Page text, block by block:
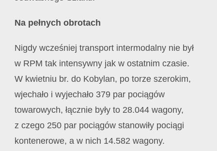
Na pełnych obrotach
Nigdy wcześniej transport intermodalny nie był
w RPM tak intensywny jak w ostatnim czasie.
W kwietniu br. do Kobylan, po torze szerokim,
wjechało i wyjechało 379 par pociągów
towarowych, łącznie były to 28.044 wagony,
z czego 250 par pociągów stanowiły pociągi
kontenerowe, a w nich 14.582 wagony.